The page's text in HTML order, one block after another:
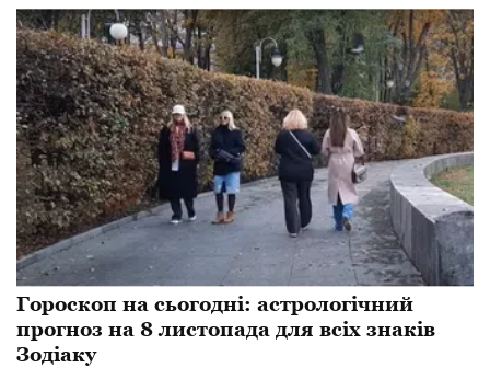
Гороскоп на сьогодні: астрологічний
прогноз на 8 листопада для всіх знаків
Зодіаку